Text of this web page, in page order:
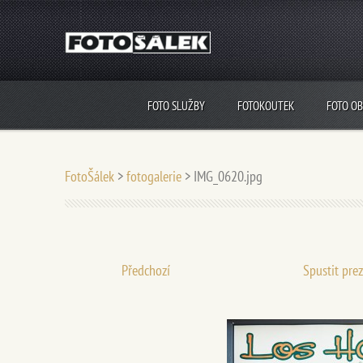
FOTO SLUŽBY FOTOKOUTEK FOTO
FotoŠálek >fotogalerie > IMG_0620.jpg
Předchozí Spustit